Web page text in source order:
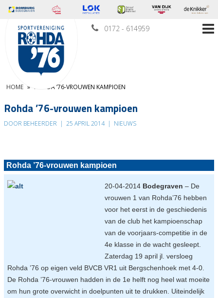
0172 - 614959
HOME » ROHDA ’76-VROUWEN KAMPIOEN
Rohda ’76-vrouwen kampioen
DOOR BEHEERDER | 25 APRIL 2014 | NIEUWS
Rohda ’76-vrouwen kampioen
20-04-2014 Bodegraven – De
vrouwen 1 van Rohda’76 hebben
voor het eerst in de geschiedenis
van de club het kampioenschap
van de voorjaars-competitie in de
4e klasse in de wacht gesleept.
Zaterdag 19 april jl. versloeg
Rohda ’76 op eigen veld BVCB VR1 uit Bergschenhoek met 4-0.
De Rohda ’76-vrouwen hadden in de 1e helft nog heel wat moeite
om hun grote overwicht in doelpunten uit te drukken. Uiteindelijk